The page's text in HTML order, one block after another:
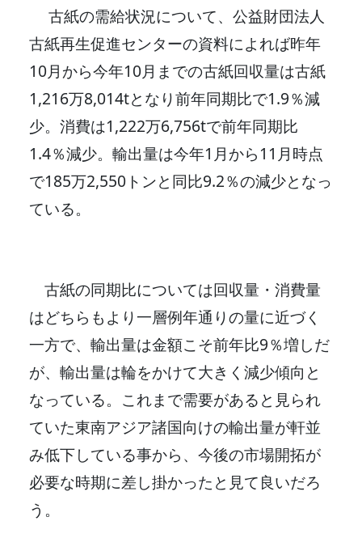
古紙の需給状況について、公益財団法人
古紙再生促進センターの資料によれば昨年
10月から今年10月までの古紙回収量は古紙
1,216万8,014tとなり前年同期比で1.9％減
少。消費は1,222万6,756tで前年同期比
1.4％減少。輸出量は今年1月から11月時点
で185万2,550トンと同比9.2％の減少となっ
ている。
古紙の同期比については回収量・消費量
はどちらもより一層例年通りの量に近づく
一方で、輸出量は金額こそ前年比9％増しだ
が、輸出量は輪をかけて大きく減少傾向と
なっている。これまで需要があると見られ
ていた東南アジア諸国向けの輸出量が軒並
み低下している事から、今後の市場開拓が
必要な時期に差し掛かったと見て良いだろ
う。